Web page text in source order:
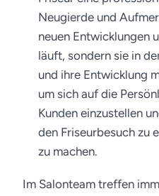
Neugierde und
neuen Entwicklungen
läuft, sondern sie in
und ihre Entwicklung
um sich auf die
Kunden einzustellen
den Friseurbesuch zu
zu machen.
Im Salonteam treffen